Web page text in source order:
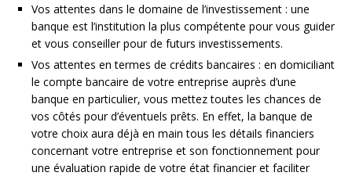
Vos attentes dans le domaine de l’investissement : une
banque est l’institution la plus compétente pour vous guider
et vous conseiller pour de futurs investissements.
Vos attentes en termes de crédits bancaires : en domiciliant
le compte bancaire de votre entreprise auprès d’une
banque en particulier, vous mettez toutes les chances de
vos côtés pour d’éventuels prêts. En effet, la banque de
votre choix aura déjà en main tous les détails financiers
concernant votre entreprise et son fonctionnement pour
une évaluation rapide de votre état financier et faciliter